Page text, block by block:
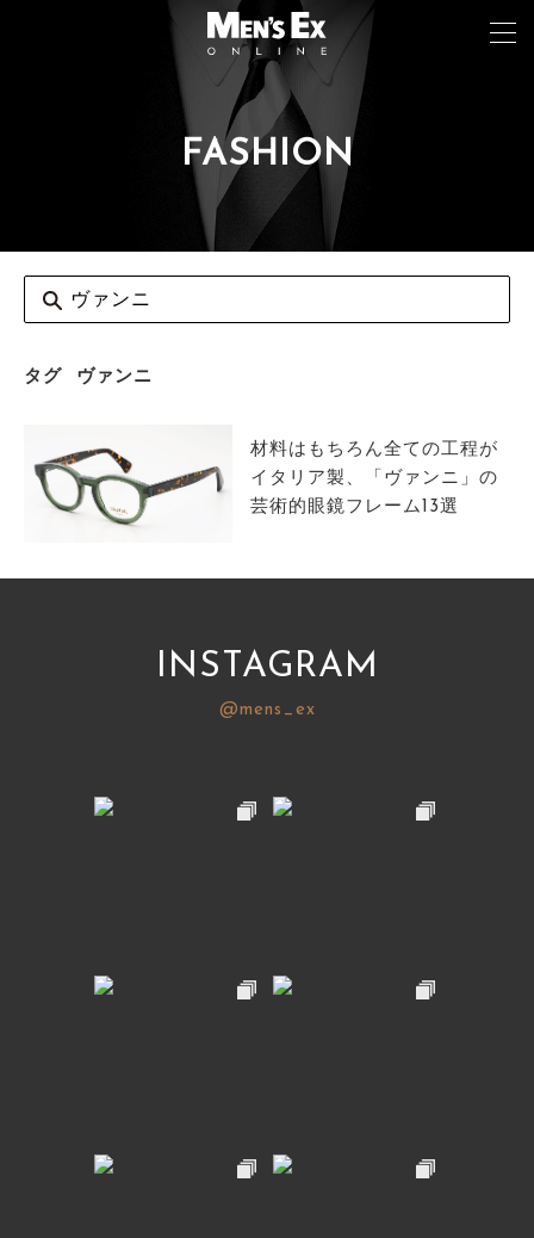
FASHION
タグ ヴァンニ
材料はもちろん全ての工程が
イタリア製、「ヴァンニ」の
芸術的眼鏡フレーム13選
INSTAGRAM
@mens_ex
CAR&BIKE
LIFESTYLE
MAGAZINE
ABOUT SITE